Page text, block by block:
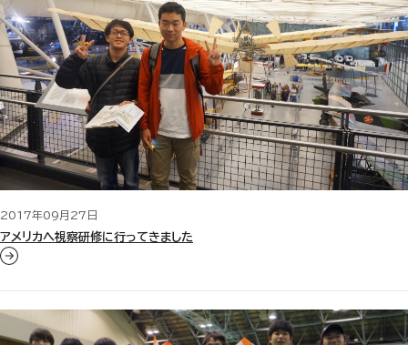
2017年09月27日
アメリカへ視察研修に行ってきました